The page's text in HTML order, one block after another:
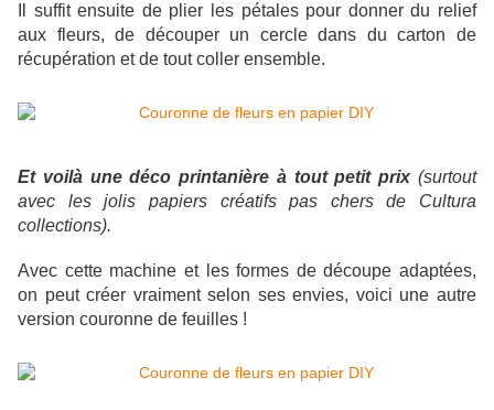
Il suffit ensuite de plier les pétales pour donner du relief
aux fleurs, de découper un cercle dans du carton de
récupération et de tout coller ensemble.
Et voilà une déco printanière à tout petit prix (surtout
avec les jolis papiers créatifs pas chers de Cultura
collections).
Avec cette machine et les formes de découpe adaptées,
on peut créer vraiment selon ses envies, voici une autre
version couronne de feuilles !